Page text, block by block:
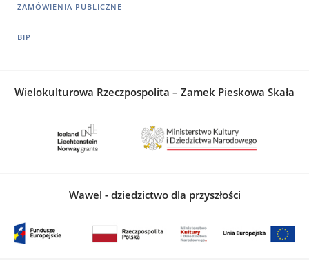
ZAMÓWIENIA PUBLICZNE
BIP
Wielokulturowa Rzeczpospolita – Zamek Pieskowa Skała
Wawel - dziedzictwo dla przyszłości